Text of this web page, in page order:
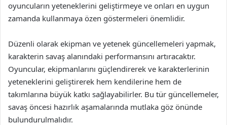
oyuncuların yeteneklerini geliştirmeye ve onları en uygun
zamanda kullanmaya özen göstermeleri önemlidir.
Düzenli olarak ekipman ve yetenek güncellemeleri yapmak,
karakterin savaş alanındaki performansını artıracaktır.
Oyuncular, ekipmanlarını güçlendirerek ve karakterlerinin
yeteneklerini geliştirerek hem kendilerine hem de
takımlarına büyük katkı sağlayabilirler. Bu tür güncellemeler,
savaş öncesi hazırlık aşamalarında mutlaka göz önünde
bulundurulmalıdır.